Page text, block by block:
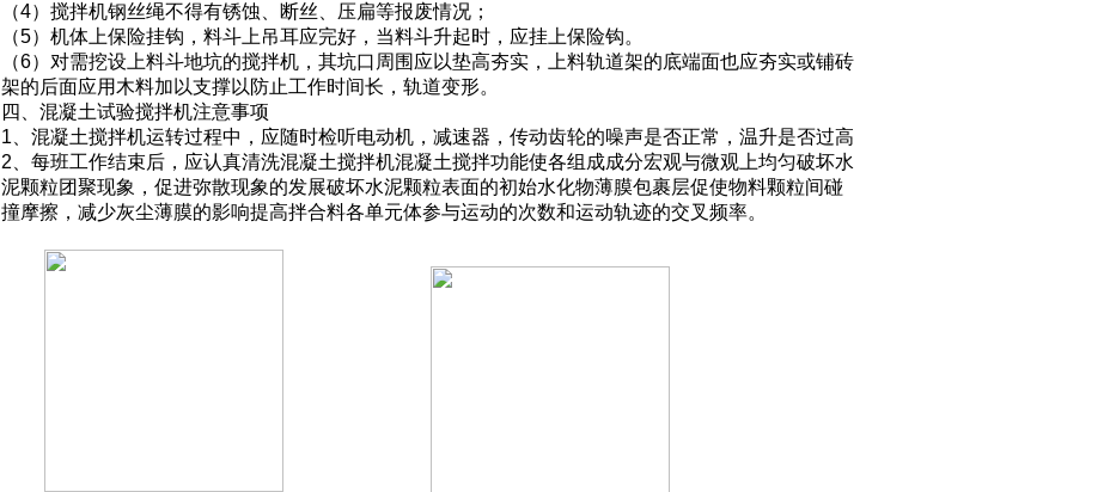
（4）搅拌机钢丝绳不得有锈蚀、断丝、压扁等报废情况；
（5）机体上保险挂钩，料斗上吊耳应完好，当料斗升起时，应挂上保险钩。
（6）对需挖设上料斗地坑的搅拌机，其坑口周围应以垫高夯实，上料轨道架的底端面也应夯实或铺砖
架的后面应用木料加以支撑以防止工作时间长，轨道变形。
四、混凝土试验搅拌机注意事项
1、混凝土搅拌机运转过程中，应随时检听电动机，减速器，传动齿轮的噪声是否正常，温升是否过高
2、每班工作结束后，应认真清洗混凝土搅拌机混凝土搅拌功能使各组成成分宏观与微观上均匀破坏水
泥颗粒团聚现象，促进弥散现象的发展破坏水泥颗粒表面的初始水化物薄膜包裹层促使物料颗粒间碰
撞摩擦，减少灰尘薄膜的影响提高拌合料各单元体参与运动的次数和运动轨迹的交叉频率。